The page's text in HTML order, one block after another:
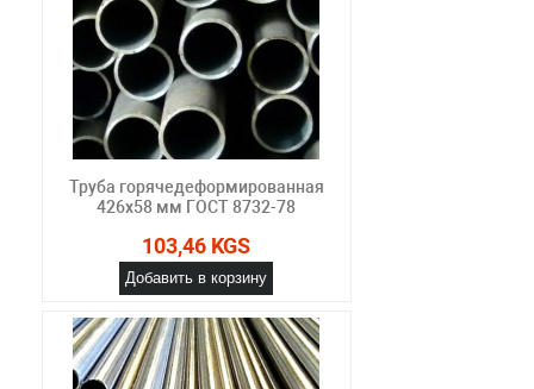
Труба горячедеформированная
426х58 мм ГОСТ 8732-78
103,46 KGS
Добавить в корзину